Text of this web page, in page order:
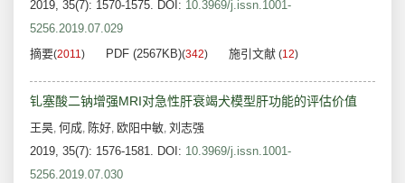
2019, 35(7): 1570-1575. DOI: 10.3969/j.issn.1001-
5256.2019.07.029
摘要(2011) PDF (2567KB)(342) 施引文献 (12)
钆塞酸二钠增强MRI对急性肝衰竭犬模型肝功能的评估价值
王昊, 何成, 陈好, 欧阳中敏, 刘志强
2019, 35(7): 1576-1581. DOI: 10.3969/j.issn.1001-
5256.2019.07.030